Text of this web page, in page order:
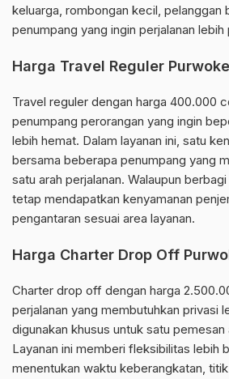
keluarga, rombongan kecil, pelanggan
penumpang yang ingin perjalanan
Harga Travel Reguler
Travel reguler dengan harga 400.000
penumpang perorangan yang ingin
lebih hemat. Dalam layanan ini, satu
bersama beberapa penumpang yang
satu arah perjalanan. Walaupun
tetap mendapatkan kenyamanan
pengantaran sesuai area layanan.
Harga Charter Drop Off
Charter drop off dengan harga
perjalanan yang membutuhkan privasi
digunakan khusus untuk satu
Layanan ini memberi fleksibilitas lebih
menentukan waktu keberangkatan,